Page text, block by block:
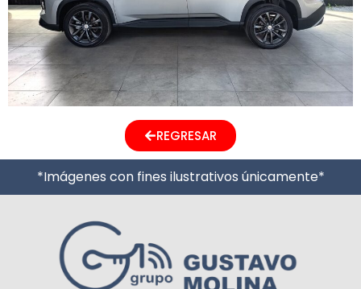
REGRESAR
*Imágenes con fines ilustrativos únicamente*